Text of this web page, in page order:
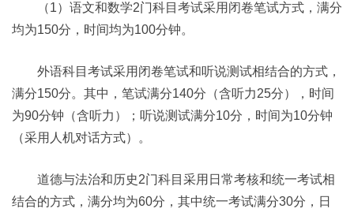
（1）语文和数学2门科目考试采用闭卷笔试方式，满分
均为150分，时间均为100分钟。
外语科目考试采用闭卷笔试和听说测试相结合的方式，
满分150分。其中，笔试满分140分（含听力25分），时间
为90分钟（含听力）；听说测试满分10分，时间为10分钟
（采用人机对话方式）。
道德与法治和历史2门科目采用日常考核和统一考试相
结合的方式，满分均为60分，其中统一考试满分30分，日